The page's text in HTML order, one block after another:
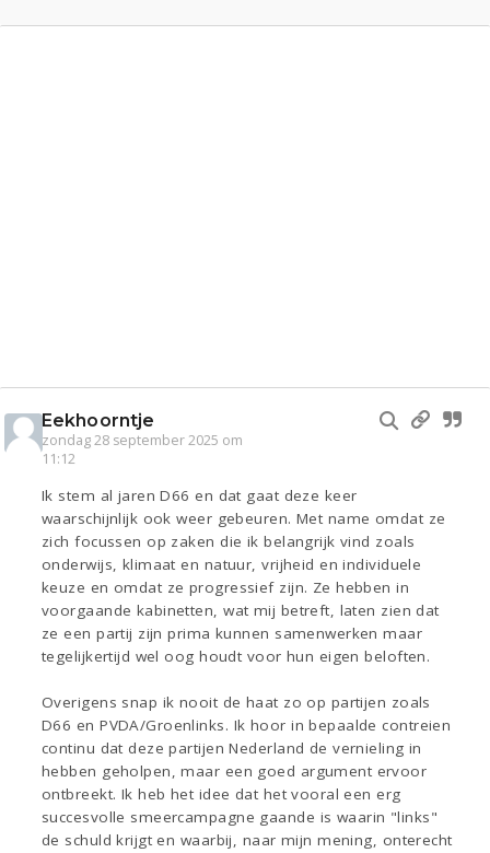
Eekhoorntje
zondag 28 september 2025 om
11:12
Ik stem al jaren D66 en dat gaat deze keer
waarschijnlijk ook weer gebeuren. Met name omdat ze
zich focussen op zaken die ik belangrijk vind zoals
onderwijs, klimaat en natuur, vrijheid en individuele
keuze en omdat ze progressief zijn. Ze hebben in
voorgaande kabinetten, wat mij betreft, laten zien dat
ze een partij zijn prima kunnen samenwerken maar
tegelijkertijd wel oog houdt voor hun eigen beloften.
Overigens snap ik nooit de haat zo op partijen zoals
D66 en PVDA/Groenlinks. Ik hoor in bepaalde contreien
continu dat deze partijen Nederland de vernieling in
hebben geholpen, maar een goed argument ervoor
ontbreekt. Ik heb het idee dat het vooral een erg
succesvolle smeercampagne gaande is waarin "links"
de schuld krijgt en waarbij, naar mijn mening, onterecht